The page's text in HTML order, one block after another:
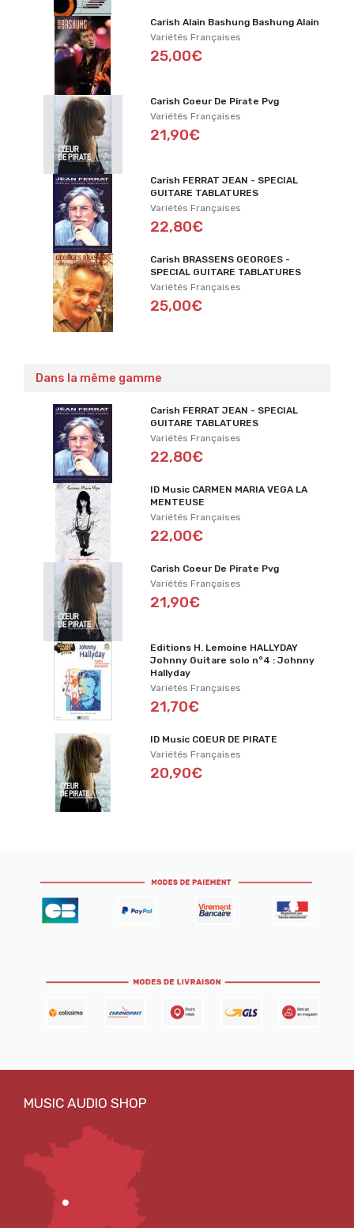
Carish Alain Bashung Bashung Alain
Variétés Françaises
25,00€
Carish Coeur De Pirate Pvg
Variétés Françaises
21,90€
Carish FERRAT JEAN - SPECIAL
GUITARE TABLATURES
Variétés Françaises
22,80€
Carish BRASSENS GEORGES -
SPECIAL GUITARE TABLATURES
Variétés Françaises
25,00€
Dans la même gamme
Carish FERRAT JEAN - SPECIAL
GUITARE TABLATURES
Variétés Françaises
22,80€
ID Music CARMEN MARIA VEGA LA
MENTEUSE
Variétés Françaises
22,00€
Carish Coeur De Pirate Pvg
Variétés Françaises
21,90€
Editions H. Lemoine HALLYDAY
Johnny Guitare solo n°4 : Johnny
Hallyday
Variétés Françaises
21,70€
ID Music COEUR DE PIRATE
Variétés Françaises
20,90€